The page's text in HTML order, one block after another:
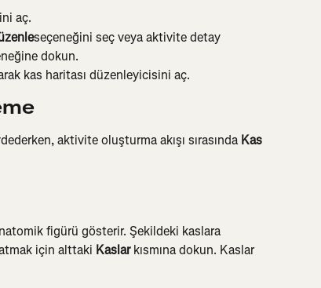
aç.
seçeneğini seç veya aktivite detay
dokun.
kas haritası düzenleyicisini aç.
aktivite oluşturma akışı sırasında Kas
figürü gösterir. Şekildeki kaslara
için alttaki Kaslar kısmına dokun. Kaslar